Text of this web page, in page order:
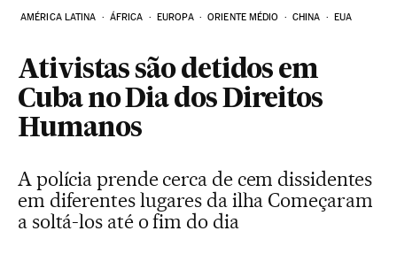
AMÉRICA LATINA ÁFRICA EUROPA ORIENTE MÉDIO CHINA EUA
Ativistas são detidos em
Cuba no Dia dos Direitos
Humanos
A polícia prende cerca de cem dissidentes
em diferentes lugares da ilha Começaram
a soltá-los até o fim do dia